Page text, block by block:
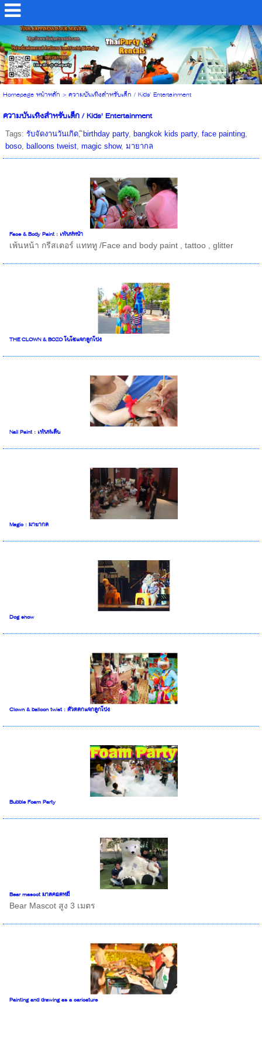
Homepage หน้าหลัก > ความบันเทิงสำหรับเด็ก / Kids' Entertainment
ความบันเทิงสำหรับเด็ก / Kids' Entertainment
Tags: รับจัดงานวันเกิด, ิbirthday party, bangkok kids party, face painting,
boso, balloons tweist, magic show, มายากล
Face & Body Paint : เพ้นท์หน้า
เพ้นหน้า กรีสเตอร์ แทททู /Face and body paint , tattoo , glitter
THE CLOWN & BOZO โบโซ่แจกลูกโป่ง
Nail Paint : เพ้นท์เล็บ
Magic : มายากล
Dog show
Clown & balloon twist : ตัวตลกแจกลูกโป่ง
Bubble Foam Party
Bear mascot มาสคอตหมี
Bear Mascot สูง 3 เมตร
Painting and drawing as a caricature